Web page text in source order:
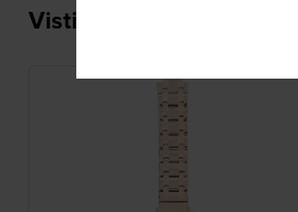
Visti di recente